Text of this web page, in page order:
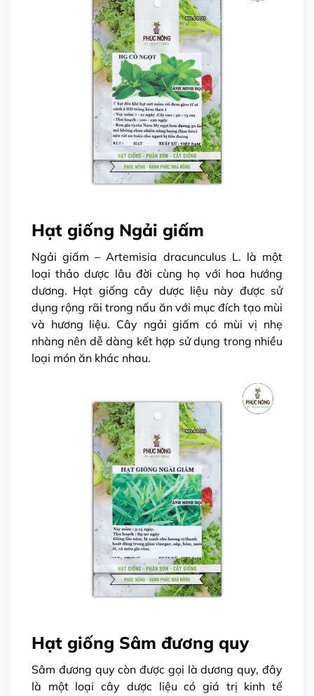
Hạt giống Ngải giấm
Ngải giấm – Artemisia dracunculus L. là một
loại thảo dược lâu đời cùng họ với hoa hướng
dương. Hạt giống cây dược liệu này được sử
dụng rộng rãi trong nấu ăn với mục đích tạo mùi
và hương liệu. Cây ngải giấm có mùi vị nhẹ
nhàng nên dễ dàng kết hợp sử dụng trong nhiều
loại món ăn khác nhau.
Hạt giống Sâm đương quy
Sâm đương quy còn được gọi là dương quy, đây
là một loạicây dược liệu có giá trị kinh tế